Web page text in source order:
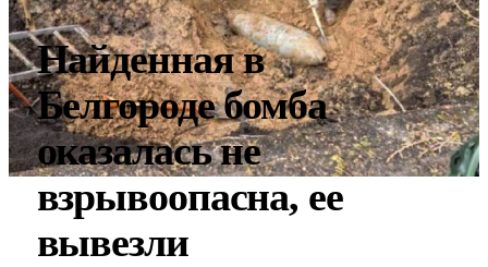
Найденная в
Белгороде бомба
оказалась не
взрывоопасна, ее
вывезли